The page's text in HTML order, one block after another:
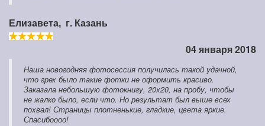
Елизавета, г. Казань
04 января 2018
Наша новогодняя фотосессия получилась такой удачной,
что грех было такие фотки не оформить красиво.
Заказала небольшую фотокнигу, 20х20, на пробу, чтобы
не жалко было, если что. Но результат был выше всех
похвал! Страницы плотненькие, гладкие, цвета яркие.
Спасибоооо!